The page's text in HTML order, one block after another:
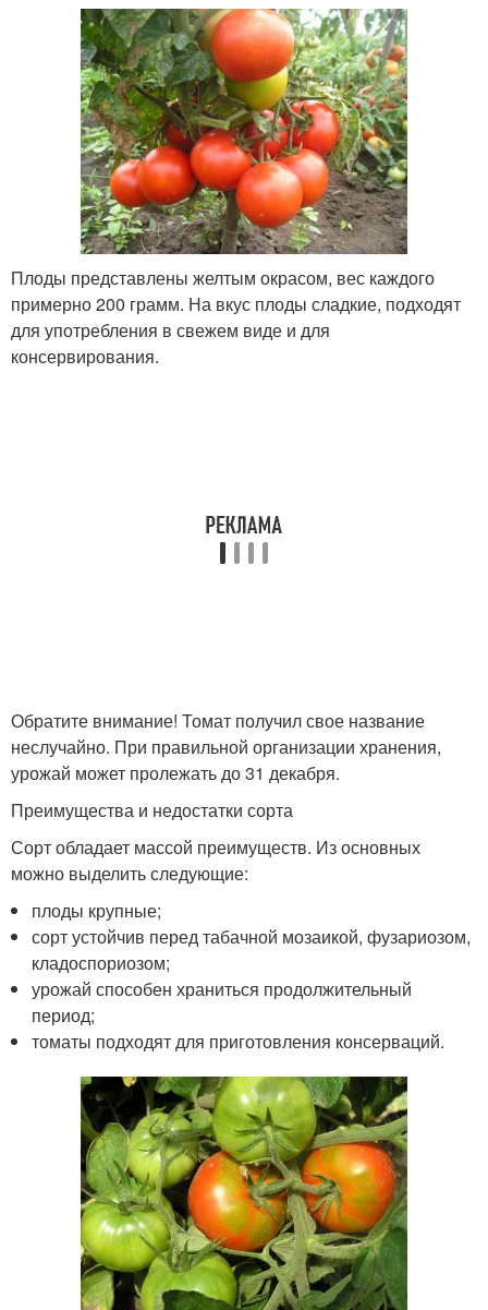
Плоды представлены желтым окрасом, вес каждого
примерно 200 грамм. На вкус плоды сладкие, подходят
для употребления в свежем виде и для
консервирования.
Обратите внимание! Томат получил свое название
неслучайно. При правильной организации хранения,
урожай может пролежать до 31 декабря.
Преимущества и недостатки сорта
Сорт обладает массой преимуществ. Из основных
можно выделить следующие:
плоды крупные;
сорт устойчив перед табачной мозаикой, фузариозом,
кладоспориозом;
урожай способен храниться продолжительный
период;
томаты подходят для приготовления консерваций.